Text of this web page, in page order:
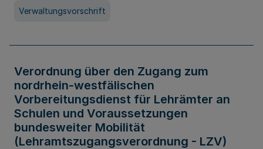
Verwaltungsvorschrift
Verordnung über den Zugang zum
nordrhein-westfälischen
Vorbereitungsdienst für Lehrämter an
Schulen und Voraussetzungen
bundesweiter Mobilität
(Lehramtszugangsverordnung - LZV)